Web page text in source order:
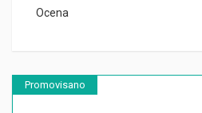
Ocena
Promovisano